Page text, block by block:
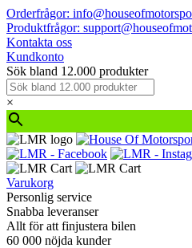
Orderfrågor:
Produktfrågor:
Kontakta oss
Kundkonto
Sök bland 12.000 produkter
×
Varukorg
Personlig service
Snabba leveranser
Allt för att finjustera bilen
60 000 nöjda kunder